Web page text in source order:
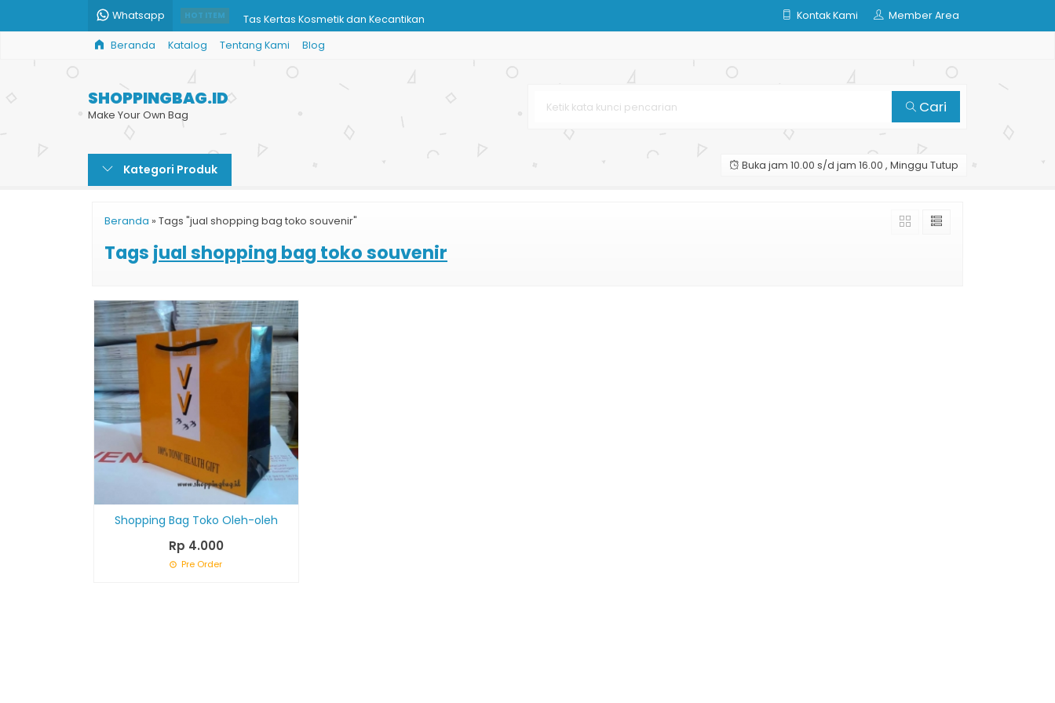
Whatsapp HOT ITEM Tas Kertas Kosmetik dan Kecantikan
Paper Bag Wedding
Tas Kertas Otomotif
Paper Bag Harga
Printing Paper Bag Murah
Kontak Kami Member Area
Beranda Katalog Tentang Kami Blog
SHOPPINGBAG.ID
Make Your Own Bag Cari
Kategori Produk Buka jam 10.00 s/d jam 16.00 , Minggu Tutup
Beranda » Tags "jual shopping bag toko souvenir"
Tags jual shopping bag toko souvenir
Shopping Bag Toko Oleh-oleh
Rp 4.000
Pre Order